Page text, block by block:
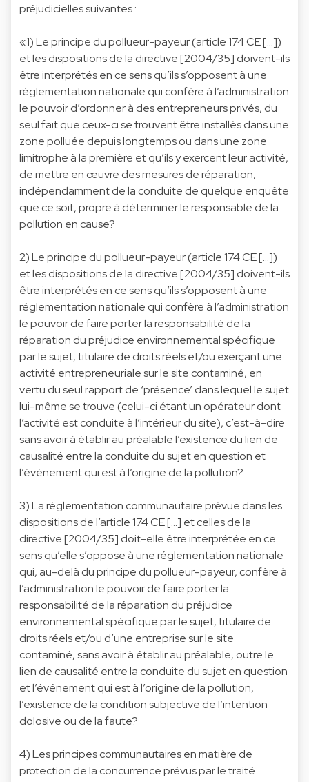
préjudicielles suivantes :
«1) Le principe du pollueur-payeur (article 174 CE […])
et les dispositions de la directive [2004/35] doivent-ils
être interprétés en ce sens qu’ils s’opposent à une
réglementation nationale qui confère à l’administration
le pouvoir d’ordonner à des entrepreneurs privés, du
seul fait que ceux-ci se trouvent être installés dans une
zone polluée depuis longtemps ou dans une zone
limitrophe à la première et qu’ils y exercent leur activité,
de mettre en œuvre des mesures de réparation,
indépendamment de la conduite de quelque enquête
que ce soit, propre à déterminer le responsable de la
pollution en cause?
2) Le principe du pollueur-payeur (article 174 CE […])
et les dispositions de la directive [2004/35] doivent-ils
être interprétés en ce sens qu’ils s’opposent à une
réglementation nationale qui confère à l’administration
le pouvoir de faire porter la responsabilité de la
réparation du préjudice environnemental spécifique
par le sujet, titulaire de droits réels et/ou exerçant une
activité entrepreneuriale sur le site contaminé, en
vertu du seul rapport de ‘présence’ dans lequel le sujet
lui-même se trouve (celui-ci étant un opérateur dont
l’activité est conduite à l’intérieur du site), c’est-à-dire
sans avoir à établir au préalable l’existence du lien de
causalité entre la conduite du sujet en question et
l’événement qui est à l’origine de la pollution?
3) La réglementation communautaire prévue dans les
dispositions de l’article 174 CE […] et celles de la
directive [2004/35] doit-elle être interprétée en ce
sens qu’elle s’oppose à une réglementation nationale
qui, au-delà du principe du pollueur-payeur, confère à
l’administration le pouvoir de faire porter la
responsabilité de la réparation du préjudice
environnemental spécifique par le sujet, titulaire de
droits réels et/ou d’une entreprise sur le site
contaminé, sans avoir à établir au préalable, outre le
lien de causalité entre la conduite du sujet en question
et l’événement qui est à l’origine de la pollution,
l’existence de la condition subjective de l’intention
dolosive ou de la faute?
4) Les principes communautaires en matière de
protection de la concurrence prévus par le traité